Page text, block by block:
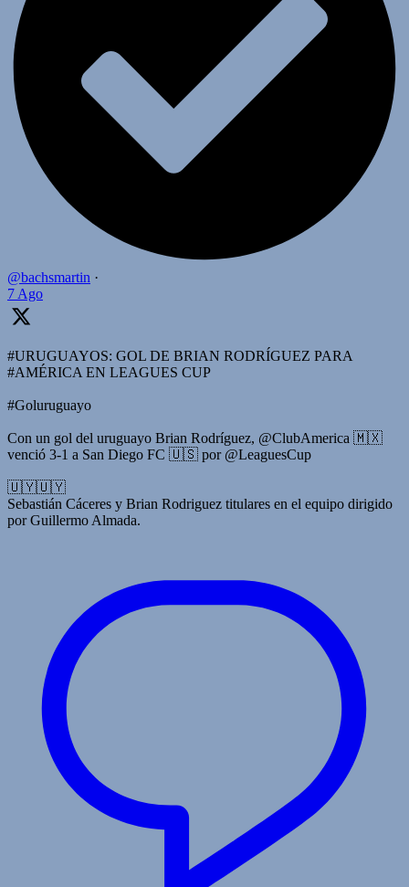
@bachsmartin ·
7 Ago
#URUGUAYOS: GOL DE BRIAN RODRÍGUEZ PARA
#AMÉRICA EN LEAGUES CUP
#Goluruguayo
Con un gol del uruguayo Brian Rodríguez, @ClubAmerica 🇲🇽
venció 3-1 a San Diego FC 🇺🇸 por @LeaguesCup
🇺🇾🇺🇾
Sebastián Cáceres y Brian Rodriguez titulares en el equipo dirigido
por Guillermo Almada.